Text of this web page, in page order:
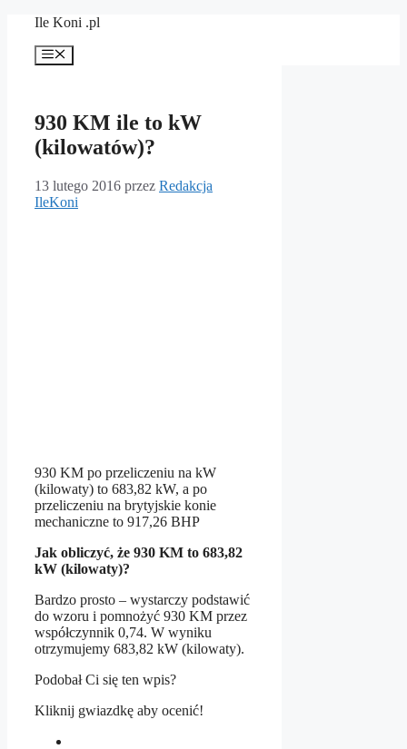
PrzejdźIle Koni .pl
Menu
930 KM ile to kW
(kilowatów)?
13 lutego 2016 przez Redakcja
IleKoni
930 KM po przeliczeniu na kW
(kilowaty) to 683,82 kW, a po
przeliczeniu na brytyjskie konie
mechaniczne to 917,26 BHP
Jak obliczyć, że 930 KM to 683,82
kW (kilowaty)?
Bardzo prosto – wystarczy podstawić
do wzoru i pomnożyć 930 KM przez
współczynnik 0,74. W wyniku
otrzymujemy 683,82 kW (kilowaty).
Podobał Ci się ten wpis?
Kliknij gwiazdkę aby ocenić!